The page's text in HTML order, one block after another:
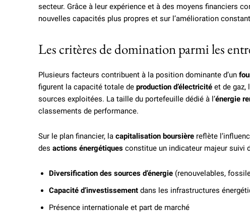
secteur. Grâce à leur expérience et à des moyens financiers
nouvelles capacités plus propres et sur l’amélioration
Les critères de domination parmi les
Plusieurs facteurs contribuent à la position dominante d’un
figurent la capacité totale de production d’électricité et de gaz,
sources exploitées. La taille du portefeuille dédié à l’énergie
classements de performance.
Sur le plan financier, la capitalisation boursière reflète
des actions énergétiques constitue un indicateur majeur suivi
Diversification des sources d’énergie (renouvelables,
Capacité d’investissement dans les infrastructures
Présence internationale et part de marché